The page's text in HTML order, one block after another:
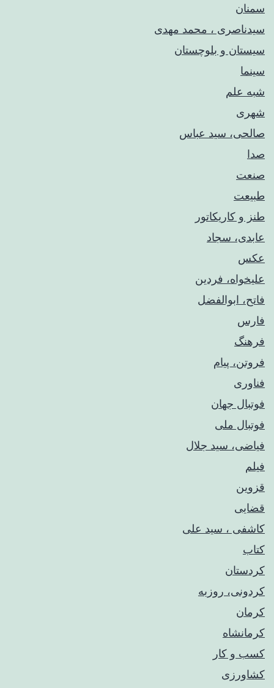
سمنان
سیدناصری ، محمد مهدی
سیستان و بلوچستان
سینما
شبه علم
شهری
صالحی، سید عباس
صدا
صنعت
طبیعت
طنز و کاریکاتور
عابدی، سجاد
عکس
علیخواه، فردین
فاتح، ابوالفضل
فارس
فرهنگ
فروتن، پیام
فناوری
فوتبال جهان
فوتبال ملی
فیاضی، سید جلال
فیلم
قزوین
قضایی
کاشفی ، سید علی
کتاب
کردستان
کردونی، روزبه
کرمان
کرمانشاه
کسب و کار
کشاورزی